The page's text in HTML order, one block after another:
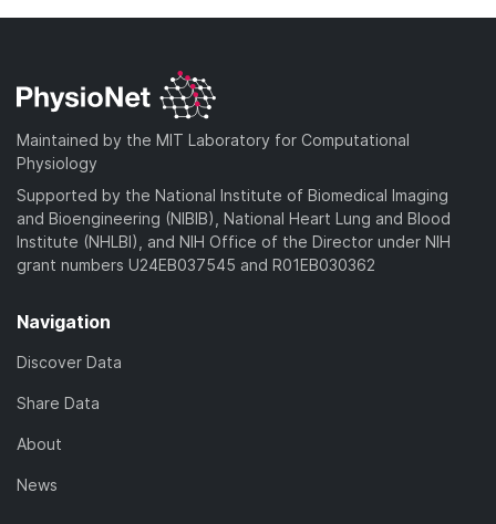
Maintained by the MIT Laboratory for Computational
Physiology
Supported by the National Institute of Biomedical Imaging
and Bioengineering (NIBIB), National Heart Lung and Blood
Institute (NHLBI), and NIH Office of the Director under NIH
grant numbers U24EB037545 and R01EB030362
Navigation
Discover Data
Share Data
About
News